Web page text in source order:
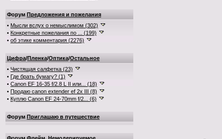
Форум Предложения и пожелания
• Мысли вслух о немыслимом (302)
• Конкретные пожелания по ... (199)
• об этике комментария (2276)
Цифра/Пленка/Оптика/Остальное
• Чистящая салфетка (23)
• Где брать бумагу? (1)
• Canon EF 16-35 f/2.8 L II или... (18)
• Продаю canon extender ef 2x III (8)
• Куплю Canon EF 24-70mm f/2... (6)
Форум Приглашаю в путешествие